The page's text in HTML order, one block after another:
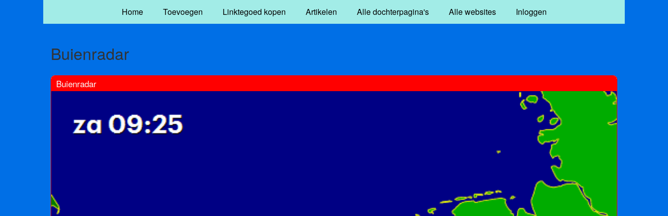
Home Toevoegen Linktegoed kopen Artikelen Alle dochterpagina's Alle websites Inloggen
Buienradar
Buienradar